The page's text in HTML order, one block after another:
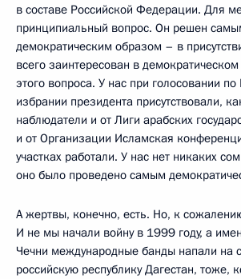
в составе Российской Федерации. Для
принципиальный вопрос. Он решен
демократическим образом – в
всего заинтересован в
этого вопроса. У нас при голосовании по
избрании президента присутствовали,
наблюдатели и от Лиги арабских
и от Организации Исламская
участках работали. У нас нет никаких
оно было проведено самым
А жертвы, конечно, есть. Но, к
И не мы начали войну в 1999 году, а
Чечни международные банды напали на
российскую республику Дагестан, тоже,